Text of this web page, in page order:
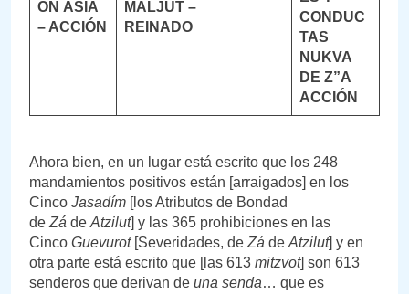
ÓN ASIÁ
– ACCIÓN
MALJUT –
REINADO
CONDUC
TAS
NUKVA
DE Z”A
ACCIÓN
Ahora bien, en un lugar está escrito que los 248
mandamientos positivos están [arraigados] en los
Cinco Jasadím [los Atributos de Bondad
de Zá de Atzilut] y las 365 prohibiciones en las
Cinco Guevurot[Severidades, de Zá de Atzilut] y en
otra parte está escrito que [las 613 mitzvot] son 613
senderos que derivan de una senda… que es